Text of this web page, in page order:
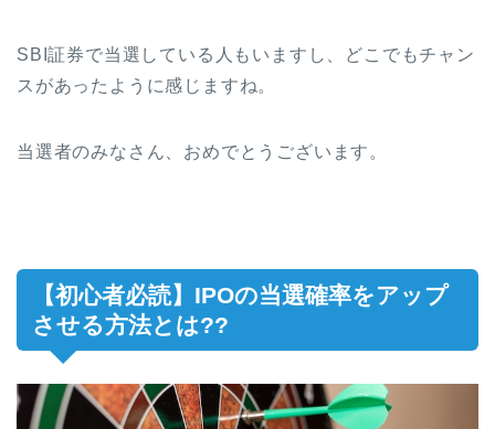
SBI証券で当選している人もいますし、どこでもチャン
スがあったように感じますね。
当選者のみなさん、おめでとうございます。
【初心者必読】IPOの当選確率をアップ
させる方法とは??